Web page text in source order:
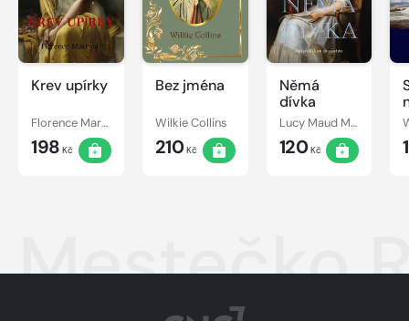
Krev upírky
Florence Marryat
198 Kč
Bez jména
Wilkie Collins
210Kč
Němá
dívka
Lucy Maud Montgomery
120Kč
Mestečko